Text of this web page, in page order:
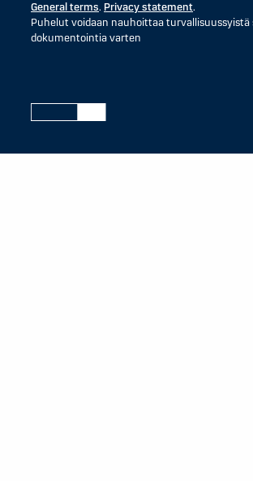
General terms. Privacy statement.
Puhelut voidaan nauhoittaa turvallisuussyistä
dokumentointia varten